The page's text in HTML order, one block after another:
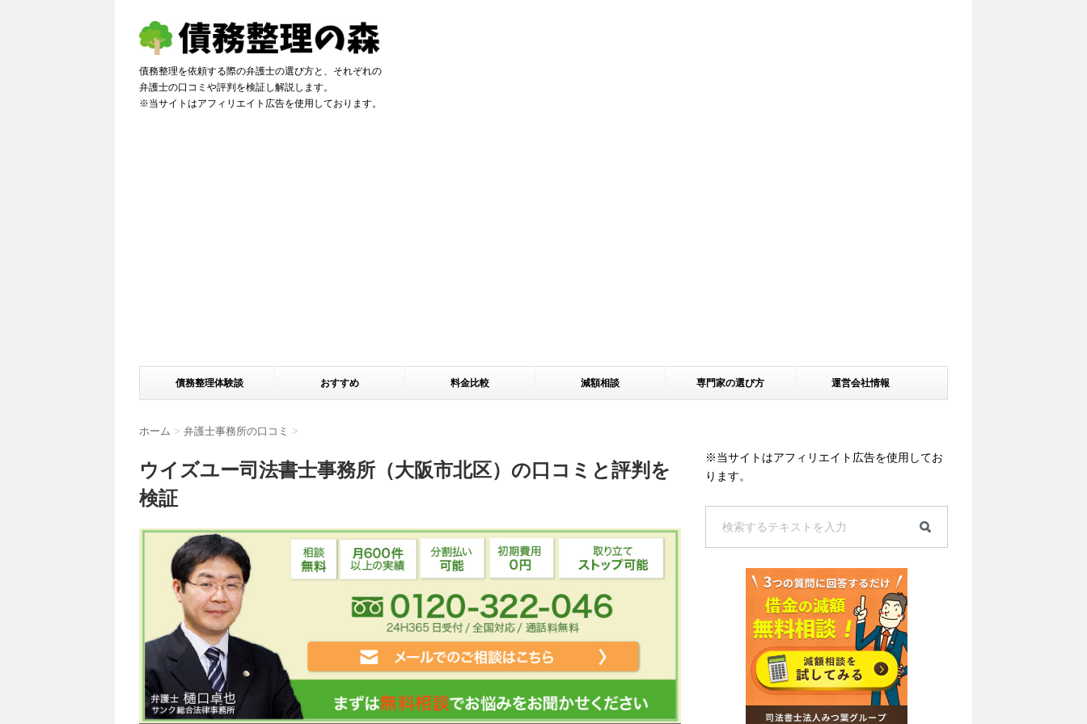
債務整理を依頼する際の弁護士の選び方と、それぞれの
弁護士の口コミや評判を検証し解説します。
※当サイトはアフィリエイト広告を使用しております。
債務整理体験談 おすすめ 料金比較 減額相談 専門家の選び方 運営会社情報
ホーム > 弁護士事務所の口コミ >
ウイズユー司法書士事務所（大阪市北区）の口コミと評判を
検証
※当サイトはアフィリエイト広告を使用してお
ります。